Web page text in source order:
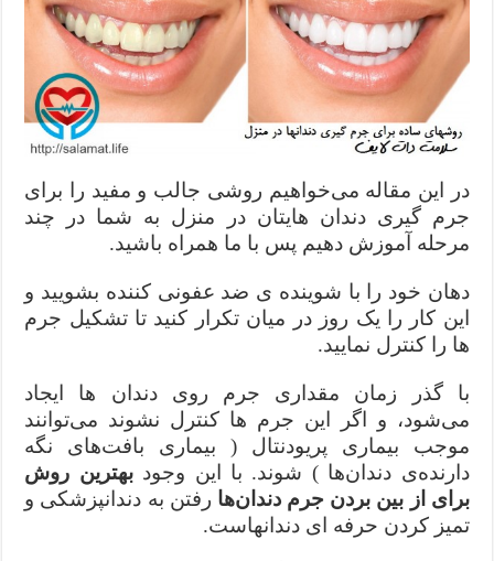
در این مقاله می‌خواهیم روشی جالب و مفید را برای
جرم گیری دندان هایتان در منزل به شما در چند
مرحله آموزش دهیم پس با ما همراه باشید.
دهان خود را با شوینده‌ ی ضد عفونی‌ کننده بشویید و
این کار را یک روز در میان تکرار کنید تا تشکیل جرم‌
ها را کنترل نمایید.
با گذر زمان مقداری جرم روی دندان‌ ها ایجاد
می‌شود، و اگر این جرم‌ ها کنترل نشوند می‌توانند
موجب بیماری پریودنتال ( بیماری بافت‌های نگه‌
دارنده‌ی دندان‌ها ) شوند. با این وجودبهترین روش
برای از بین بردن جرم‌ دندان‌ها رفتن به دندانپزشکی و
تمیز کردن حرفه‌ ای دندانهاست.